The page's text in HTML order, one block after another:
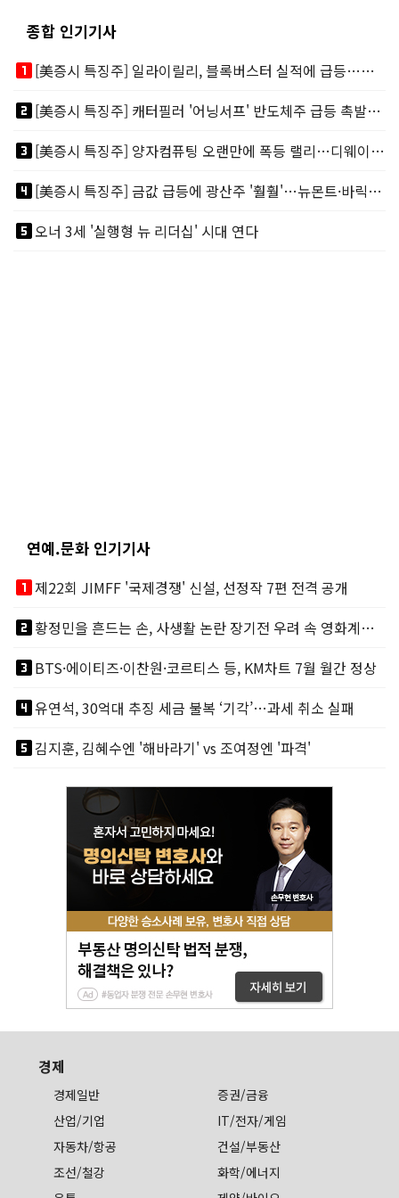
종합 인기기사
looks_one
[美증시 특징주] 일라이릴리, 블록버스터 실적에 급등…마운자로 매출 폭발
looks_two
[美증시 특징주] 캐터필러 '어닝서프' 반도체주 급등 촉발…"AI 데이터센터 건설 강력"
looks_3
[美증시 특징주] 양자컴퓨팅 오랜만에 폭등 랠리…디웨이브·아이온큐 주도
looks_4
[美증시 특징주] 금값 급등에 광산주 '훨훨'…뉴몬트·바릭마이닝 주도
looks_5오너 3세 '실행형 뉴 리더십' 시대 연다
연예.문화 인기기사
looks_one제22회 JIMFF '국제경쟁' 신설, 선정작 7편 전격 공개
looks_two
황정민을 흔드는 손, 사생활 논란 장기전 우려 속 영화계도 리스크
looks_3BTS·에이티즈·이찬원·코르티스 등, KM차트 7월 월간 정상
looks_4유연석, 30억대 추징 세금 불복 ‘기각’…과세 취소 실패
looks_5김지훈, 김혜수엔 '해바라기' vs 조여정엔 '파격'
경제
경제일반
증권/금융
산업/기업
IT/전자/게임
자동차/항공
건설/부동산
조선/철강
화학/에너지